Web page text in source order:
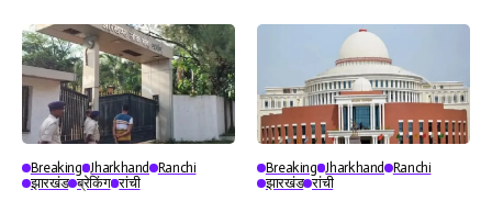
Breaking Jharkhand
Ranchi
झारखंड ब्रेकिंग रांची
Breaking Jharkhand
Ranchi
झारखंड रांची